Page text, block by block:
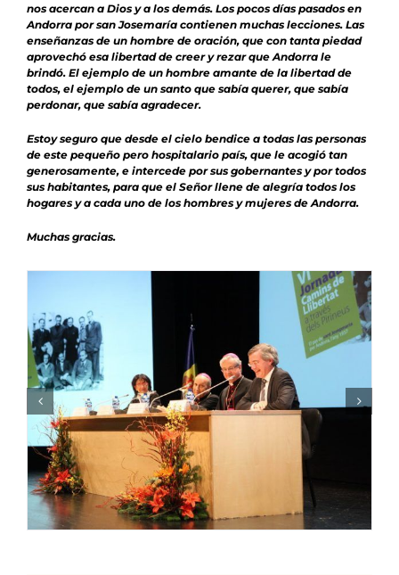
nos acercan a Dios y a los demás. Los pocos días pasados en
Andorra por san Josemaría contienen muchas lecciones. Las
enseñanzas de un hombre de oración, que con tanta piedad
aprovechó esa libertad de creer y rezar que Andorra le
brindó. El ejemplo de un hombre amante de la libertad de
todos, el ejemplo de un santo que sabía querer, que sabía
perdonar, que sabía agradecer.
Estoy seguro que desde el cielo bendice a todas las personas
de este pequeño pero hospitalario país, que le acogió tan
generosamente, e intercede por sus gobernantes y por todos
sus habitantes, para que el Señor llene de alegría todos los
hogares y a cada uno de los hombres y mujeres de Andorra.
Muchas gracias.